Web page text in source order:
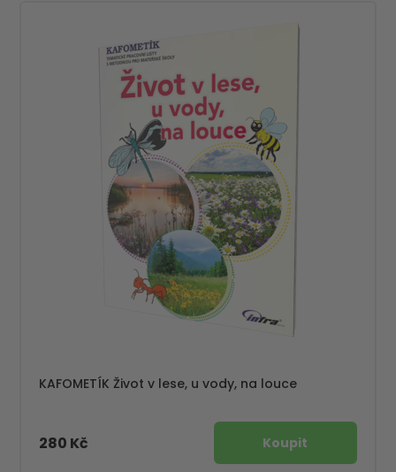
KAFOMETÍK Život v lese, u vody, na louce
280 Kč